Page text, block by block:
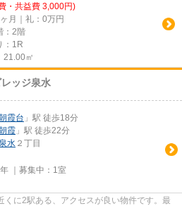
・共益費 3,000円)
月｜礼：0万円
：2階
：1R
21.00㎡
ッジ泉水
霞台 」駅 徒歩18分
霞 」駅 徒歩22分
泉水 ２丁目
｜募集中： 1室
くに2駅ある、アクセスが良い物件です。最